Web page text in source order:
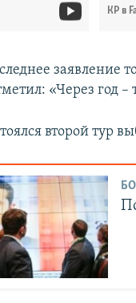
КР в
заявление
«Через год –
второй тур